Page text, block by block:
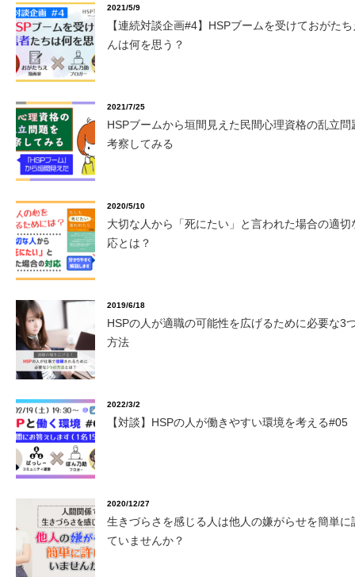
2021/5/9
【連続対談企画#4】HSPブームを受けておがた
んは何を思う？
2021/7/25
HSPブームから垣間見えた民間心理資格の乱立問
考察してみる
2020/5/10
大切な人から「死にたい」と言われた場合の適切
応とは？
2019/6/18
HSPの人が適職の可能性を広げるために必要な3
方法
2022/3/2
【対談】HSPの人が働きやすい環境を考える#05
2020/12/27
生きづらさを感じる人は他人の嫌がらせを簡単に
ていませんか？